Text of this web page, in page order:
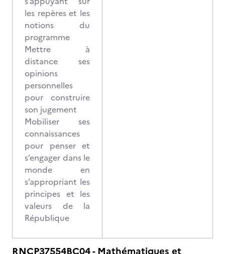
les repères et les
notions du
programme
Mettre à
distance ses
opinions
personnelles
pour construire
son jugement
Mobiliser ses
connaissances
pour penser et
s’engager dans le
monde en
s’appropriant les
principes et les
valeurs de la
République